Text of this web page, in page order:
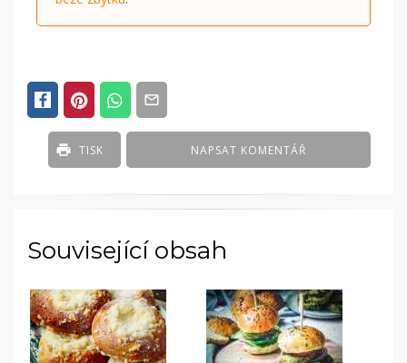
NAPSAT KOMENTÁŘ
TISK
Související obsah